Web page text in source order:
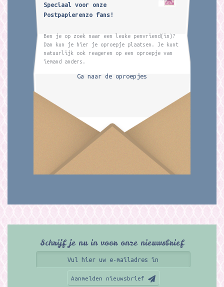
Speciaal voor onze
Postpapierenzo fans!
Ben je op zoek naar een leuke penvriend(in)?
Dan kun je hier je oproepje plaatsen. Je kunt
natuurlijk ook reageren op een oproepje van
iemand anders.
Ga naar de oproepjes
Schrijf je nu in voor onze nieuwsbrief
Aanmelden nieuwsbrief